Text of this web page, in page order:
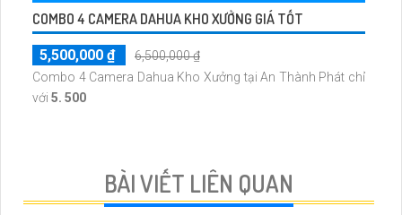
COMBO 4 CAMERA DAHUA KHO XƯỞNG GIÁ TỐT
5,500,000 ₫
6,500,000 ₫
Combo 4 Camera Dahua Kho Xưởng tại An Thành Phát chỉ
với 5. 500
BÀI VIẾT LIÊN QUAN